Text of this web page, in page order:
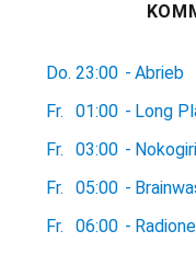
Do. 23:00 - Abrieb
Fr.
01:00 - Long
Fr.
03:00 -
Fr.
05:00 -
Fr.
06:00 -